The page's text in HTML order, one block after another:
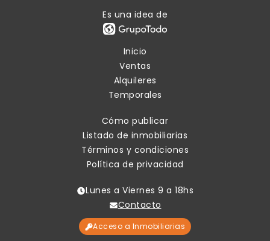
Es una idea de
Inicio
Ventas
Alquileres
Temporales
Cómo publicar
Listado de inmobiliarias
Términos y condiciones
Política de privacidad
Lunes a Viernes 9 a 18hs
Contacto
Acceso a Inmobiliarias